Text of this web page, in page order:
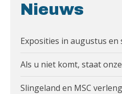
Nieuws
Exposities in augustus en
Als u niet komt, staat
Slingeland en MSC